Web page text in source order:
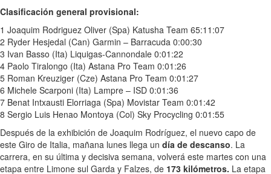
Clasificación general provisional:
1 Joaquim Rodriguez Oliver (Spa) Katusha Team 65:11:07
2 Ryder Hesjedal (Can) Garmin – Barracuda 0:00:30
3 Ivan Basso (Ita) Liquigas-Cannondale 0:01:22
4 Paolo Tiralongo (Ita) Astana Pro Team 0:01:26
5 Roman Kreuziger (Cze) Astana Pro Team 0:01:27
6 Michele Scarponi (Ita) Lampre – ISD 0:01:36
7 Benat Intxausti Elorriaga (Spa) Movistar Team 0:01:42
8 Sergio Luis Henao Montoya (Col) Sky Procycling 0:01:55
Después de la exhibición de Joaquim Rodríguez, el nuevo capo de
este Giro de Italia, mañana lunes llega un día de descanso. La
carrera, en su última y decisiva semana, volverá este martes con una
etapa entre Limone sul Garda y Falzes, de 173 kilómetros. La etapa